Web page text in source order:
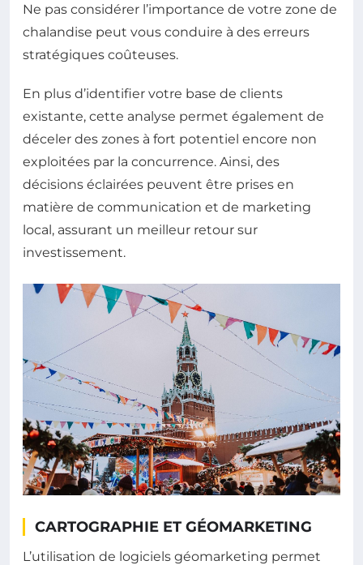
Ne pas considérer l’importance de votre zone de
chalandise peut vous conduire à des erreurs
stratégiques coûteuses.
En plus d’identifier votre base de clients
existante, cette analyse permet également de
déceler des zones à fort potentiel encore non
exploitées par la concurrence. Ainsi, des
décisions éclairées peuvent être prises en
matière de communication et de marketing
local, assurant un meilleur retour sur
investissement.
CARTOGRAPHIE ET GÉOMARKETING
L’utilisation de logiciels géomarketing permet